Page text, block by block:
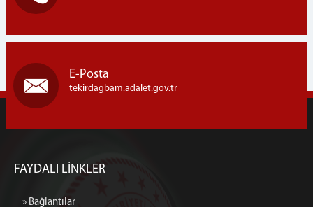
E-Posta
tekirdagbam.adalet.gov.tr
FAYDALI LİNKLER
» Bağlantılar